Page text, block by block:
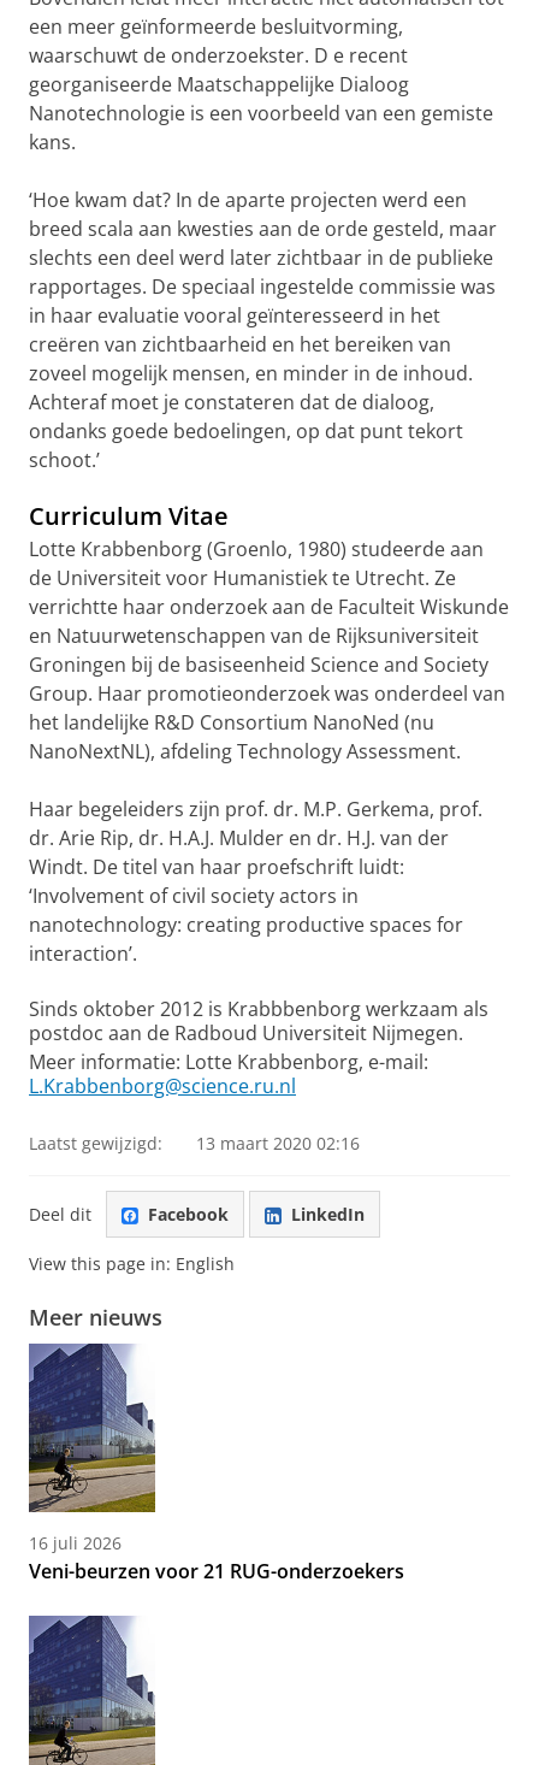
een meer geïnformeerde besluitvorming,
waarschuwt de onderzoekster. D e recent
georganiseerde Maatschappelijke Dialoog
Nanotechnologie is een voorbeeld van een gemiste
kans.
‘Hoe kwam dat? In de aparte projecten werd een
breed scala aan kwesties aan de orde gesteld, maar
slechts een deel werd later zichtbaar in de publieke
rapportages. De speciaal ingestelde commissie was
in haar evaluatie vooral geïnteresseerd in het
creëren van zichtbaarheid en het bereiken van
zoveel mogelijk mensen, en minder in de inhoud.
Achteraf moet je constateren dat de dialoog,
ondanks goede bedoelingen, op dat punt tekort
schoot.’
Curriculum Vitae
Lotte Krabbenborg (Groenlo, 1980) studeerde aan
de Universiteit voor Humanistiek te Utrecht. Ze
verrichtte haar onderzoek aan de Faculteit Wiskunde
en Natuurwetenschappen van de Rijksuniversiteit
Groningen bij de basiseenheid Science and Society
Group. Haar promotieonderzoek was onderdeel van
het landelijke R&D Consortium NanoNed (nu
NanoNextNL), afdeling Technology Assessment.
Haar begeleiders zijn prof. dr. M.P. Gerkema, prof.
dr. Arie Rip, dr. H.A.J. Mulder en dr. H.J. van der
Windt. De titel van haar proefschrift luidt:
‘Involvement of civil society actors in
nanotechnology: creating productive spaces for
interaction’.
Sinds oktober 2012 is Krabbbenborg werkzaam als
postdoc aan de Radboud Universiteit Nijmegen.
Meer informatie: Lotte Krabbenborg, e-mail:
L.Krabbenborg@science.ru.nl
Laatst gewijzigd: 13 maart 2020 02:16
Deel dit Facebook LinkedIn
View this page in: English
Meer nieuws
16 juli 2026
Veni-beurzen voor 21 RUG-onderzoekers